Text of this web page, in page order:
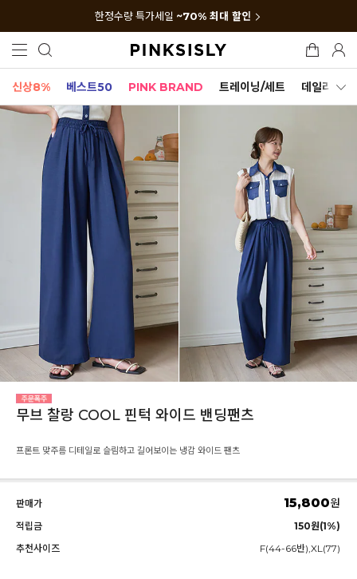
한정수량 특가세일 ~70% 최대 할인
신상8% 베스트50 PINK BRAND 트레이닝/세트 데일리세트
무브 찰랑 COOL 핀턱 와이드 밴딩팬츠
프론트 맞주름 디테일로 슬림하고 길어보이는 냉감 와이드 팬츠
판매가 15,800원
적립금
150원(1%)
추천사이즈
F(44-66반),XL(77)